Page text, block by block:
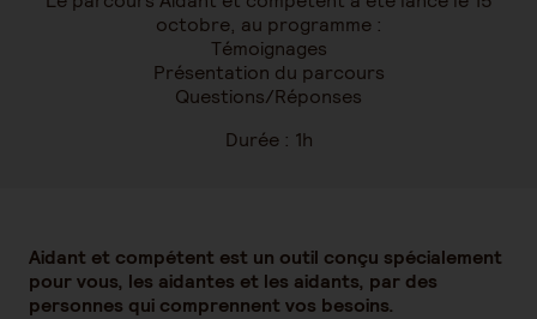
octobre, au programme :
Témoignages
Présentation du parcours
Questions/Réponses
Durée : 1h
Aidant et compétent est un outil conçu spécialement
pour vous, les aidantes et les aidants, par des
personnes qui comprennent vos besoins.